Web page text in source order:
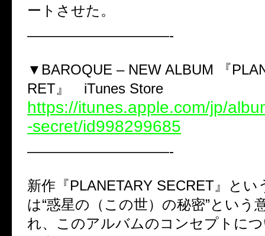
ートさせた。
——————————-
▼BAROQUE – NEW ALBUM 『
RET』 iTunes Store
https://itunes.apple.com/jp/
-secret/id998299685
——————————-
新作『PLANETARY SECRET』と
は“惑星の（この世）の秘密”という
れ、このアルバムのコンセプトに